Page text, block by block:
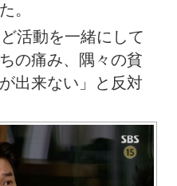
。
活動を一緒にして
の痛み、隅々の貧
出来ない」と反対